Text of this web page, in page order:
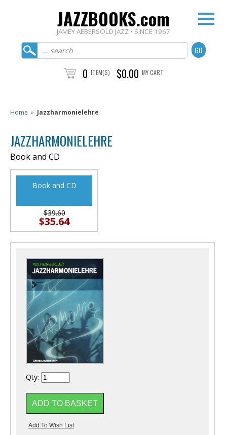
JAZZBOOKS.com
JAMEY AEBERSOLD JAZZ • SINCE 1967
0 ITEM(S) $0.00 MY CART
Home » Jazzharmonielehre
JAZZHARMONIELEHRE
Book and CD
Book and CD
$39.60
$35.64
Qty: